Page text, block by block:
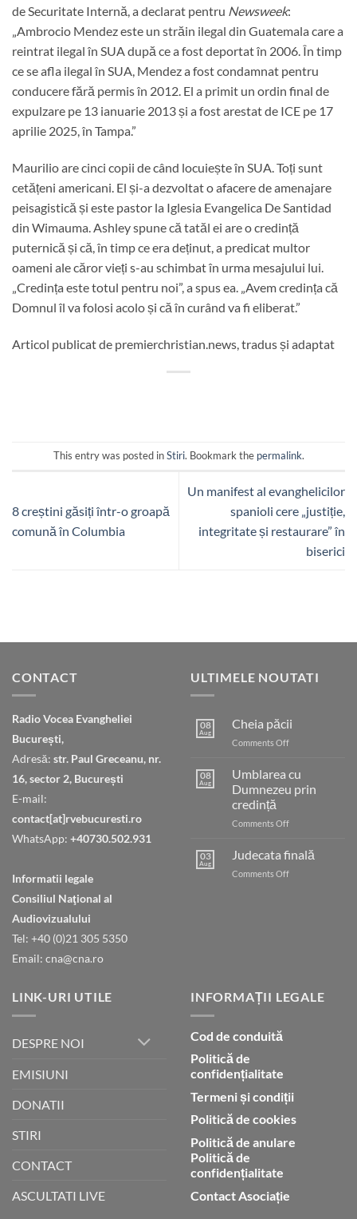
de Securitate Internă, a declarat pentru Newsweek:
„Ambrocio Mendez este un străin ilegal din Guatemala care a
reintrat ilegal în SUA după ce a fost deportat în 2006. În timp
ce se afla ilegal în SUA, Mendez a fost condamnat pentru
conducere fără permis în 2012. El a primit un ordin final de
expulzare pe 13 ianuarie 2013 și a fost arestat de ICE pe 17
aprilie 2025, în Tampa.”
Maurilio are cinci copii de când locuiește în SUA. Toți sunt
cetățeni americani. El și-a dezvoltat o afacere de amenajare
peisagistică și este pastor la Iglesia Evangelica De Santidad
din Wimauma. Ashley spune că tatăl ei are o credință
puternică și că, în timp ce era deținut, a predicat multor
oameni ale căror vieți s-au schimbat în urma mesajului lui.
„Credința este totul pentru noi”, a spus ea. „Avem credința că
Domnul îl va folosi acolo și că în curând va fi eliberat.”
Articol publicat de premierchristian.news, tradus și adaptat
This entry was posted inStiri. Bookmark the permalink.
8 creștini găsiți într-o groapă
comună în Columbia
Un manifest al evanghelicilor
spanioli cere „justiție,
integritate și restaurare” în
biserici
CONTACT
Radio Vocea Evangheliei
București,
Adresă: str. Paul Greceanu, nr.
16, sector 2, București
E-mail:
contact[at]rvebucuresti.ro
WhatsApp: +40730.502.931
Informatii legale
Consiliul Naţional al
Audiovizualului
Tel: +40 (0)21 305 5350
Email: cna@cna.ro
ULTIMELE NOUTATI
08
Aug
Cheia păcii
Comments Offon
08
Aug
Umblarea cu
Dumnezeu prin
credință
Comments Offon
cu
03
Aug
Judecata finală
Comments Offon
LINK-URI UTILE
DESPRE NOI
EMISIUNI
DONATII
STIRI
CONTACT
ASCULTATI LIVE
INFORMAȚII LEGALE
Cod de conduită
Politică de
confidențialitate
Termeni și condiții
Politică de cookies
Politică de anulare
Politică de
confidențialitate
Contact Asociație